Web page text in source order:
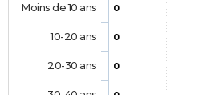
0
0
0
Moins de 10 ans
10-20 ans
20-30 ans